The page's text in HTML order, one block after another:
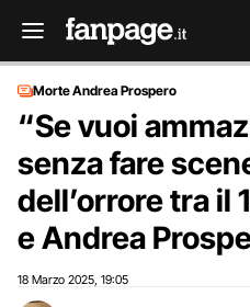
Morte Andrea Prospero
“Se vuoi
senza fare
dell’orrore tra il
e Andrea
18 Marzo 2025 19:05